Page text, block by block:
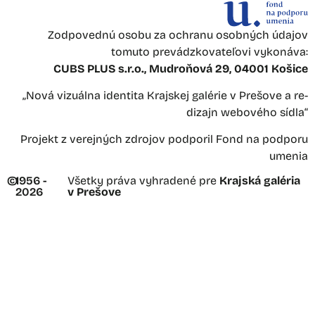
Zodpovednú osobu za ochranu osobných údajov
tomuto prevádzkovateľovi vykonáva:
CUBS PLUS s.r.o., Mudroňová 29, 04001 Košice
„Nová vizuálna identita Krajskej galérie v Prešove a re-
dizajn webového sídla“
Projekt z verejných zdrojov podporil Fond na podporu
umenia
©1956 -
2026
Všetky práva vyhradené pre Krajská galéria
v Prešove